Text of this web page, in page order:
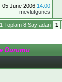
05 June 2006 14:00
mevlutgunes
Toplam 8 Sayfadan 1
Durumu